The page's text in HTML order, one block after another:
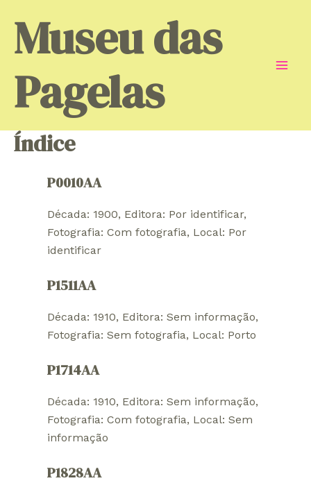
content
Museu das
Pagelas
Índice
P0010AA
Década: 1900, Editora: Por identificar
Fotografia: Com fotografia, Local: Por
identificar
P1511AA
Década: 1910, Editora: Sem informação
Fotografia: Sem fotografia, Local: Porto
P1714AA
Década: 1910, Editora: Sem informação
Fotografia: Com fotografia, Local: Sem
informação
P1828AA